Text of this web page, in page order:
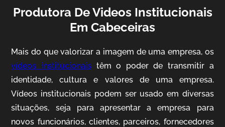
Mosaic
Produtora De Videos Institucionais
Em Cabeceiras
Mais do que valorizar a imagem de uma empresa, os
vídeos institucionais têm o poder de transmitir a
identidade, cultura e valores de uma empresa.
Vídeos institucionais podem ser usado em diversas
situações, seja para apresentar a empresa para
novos funcionários, clientes, parceiros, fornecedores